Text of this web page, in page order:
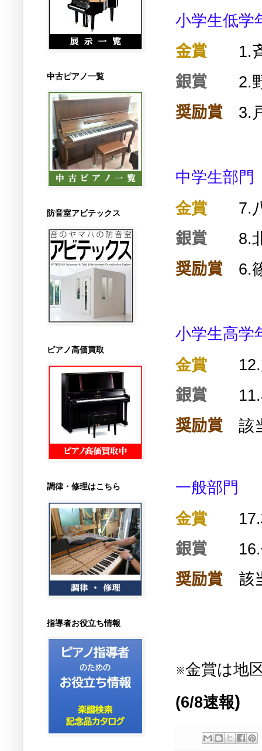
小学生低学
金賞 1.
銀賞
2.
奨励賞 3.
中学生部門
金賞 7.
銀賞 8.
奨励賞 6.
小学生高学
金賞 12.
銀賞 11.
奨励賞 該
一般部門
金賞 17.
銀賞 16.
奨励賞 該
※金賞は地
(6/8速報)
中古ピアノ一覧
防音室アビテックス
ピアノ高価買取
調律・修理はこちら
指導者お役立ち情報